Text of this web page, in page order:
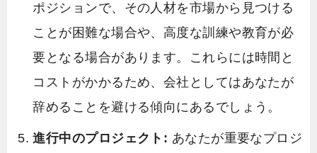
ポジションで、その人材を市場から見つける
ことが困難な場合や、高度な訓練や教育が必
要となる場合があります。これらには時間と
コストがかかるため、会社としてはあなたが
辞めることを避ける傾向にあるでしょう。
進行中のプロジェクト: あなたが重要なプロジ